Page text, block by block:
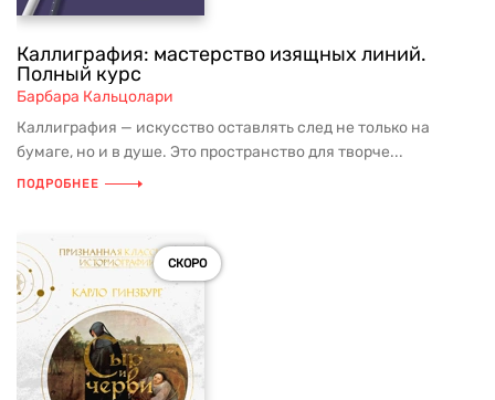
Каллиграфия: мастерство изящных линий.
Полный курс
Барбара Кальцолари
Каллиграфия — искусство оставлять след не только на
бумаге, но и в душе. Это пространство для творче...
ПОДРОБНЕЕ
СКОРО